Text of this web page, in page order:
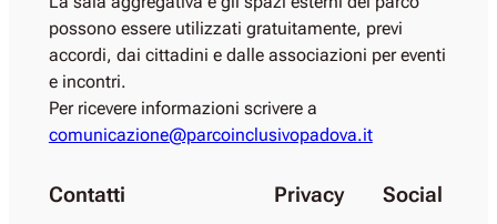
possono essere utilizzati gratuitamente, previ
accordi, dai cittadini e dalle associazioni per eventi
e incontri.
Per ricevere informazioni scrivere a
comunicazione@parcoinclusivopadova.it
Contatti Privacy Social